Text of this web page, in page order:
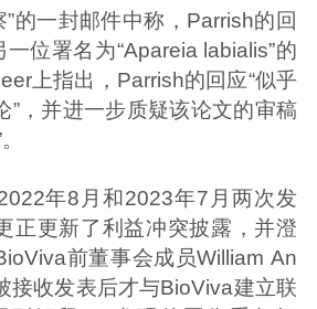
”的一封邮件中称，Parrish的回
一位署名为“Apareia labialis”的
上指出，Parrish的回应“似乎
”，并进一步质疑该论文的审稿
年8月和2023年7月两次发
正更新了利益冲突披露，并澄
前董事会成员William An
接收发表后才与BioViva建立联